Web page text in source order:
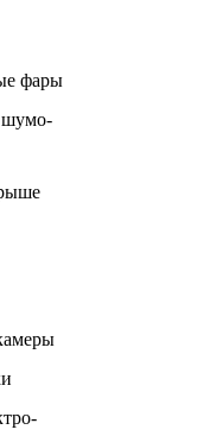
фары
шумо-